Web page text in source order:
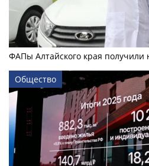
ФАПы Алтайского края получили
Общество